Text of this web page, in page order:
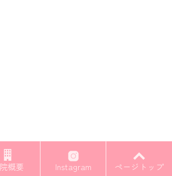
概要 Instagram ページトップ
かえ歯科医院 ALL RIGHTS RESERVED.